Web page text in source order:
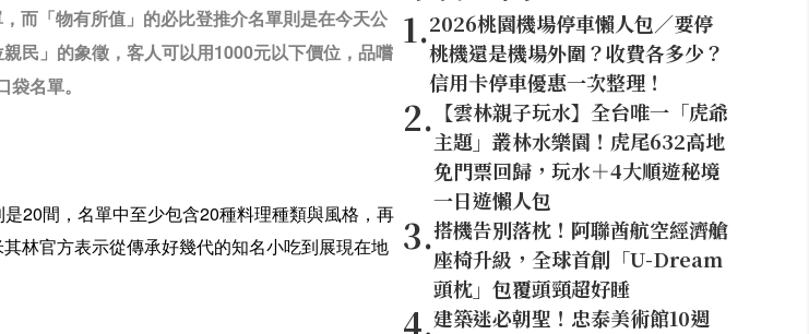
而「物有所值」的必比登推介名單則是在今天公
民」的象徵，客人可以用1000元以下價位，品嚐
名單。
20間 ，名單中至少包含20種料理種類與風格，再
林官方表示從傳承好幾代的知名小吃到展現在地
1.2026桃園機場停車懶人包／要停
桃機還是機場外圍？收費各多少？
信用卡停車優惠一次整理！
2. 【雲林親子玩水】全台唯一「虎爺
主題」叢林水樂園！虎尾632高地
免門票回歸，玩水＋4大順遊秘境
一日遊懶人包
3.搭機告別落枕！阿聯酋航空經濟艙
座椅升級，全球首創「U-Dream
頭枕」包覆頭頸超好睡
4.建築迷必朝聖！忠泰美術館10週